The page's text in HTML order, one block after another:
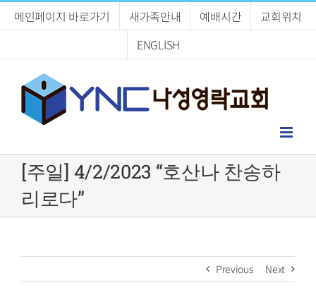
메인페이지 바로가기 새가족안내 예배시간
교회위치
ENGLISH
[주일] 4/2/2023 “호산나 찬송하
리로다”
Previous Next